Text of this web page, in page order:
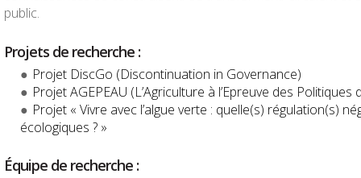
public.
Projets de recherche :
Projet DiscGo (Discontinuation in Governance)
Projet AGEPEAU (L’Agriculture à l’Epreuve des Politiques
Projet « Vivre avec l’algue verte : quelle(s) régulation(s)
écologiques ? »
Équipe de recherche :